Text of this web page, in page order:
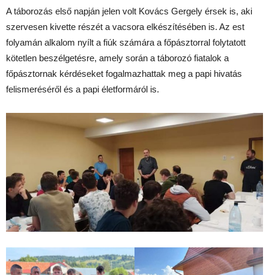
A táborozás első napján jelen volt Kovács Gergely érsek is, aki
szervesen kivette részét a vacsora elkészítésében is. Az est
folyamán alkalom nyílt a fiúk számára a főpásztorral folytatott
kötetlen beszélgetésre, amely során a táborozó fiatalok a
főpásztornak kérdéseket fogalmazhattak meg a papi hivatás
felismeréséről és a papi életformáról is.